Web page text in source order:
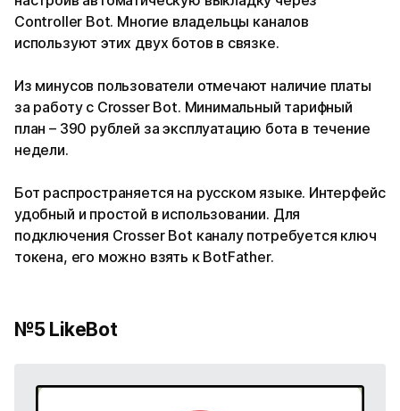
Controller Bot. Многие владельцы каналов
используют этих двух ботов в связке.
Из минусов пользователи отмечают наличие платы
за работу с Crosser Bot. Минимальный тарифный
план – 390 рублей за эксплуатацию бота в течение
недели.
Бот распространяется на русском языке. Интерфейс
удобный и простой в использовании. Для
подключения Crosser Bot каналу потребуется ключ
токена, его можно взять к BotFather.
№5 LikeBot